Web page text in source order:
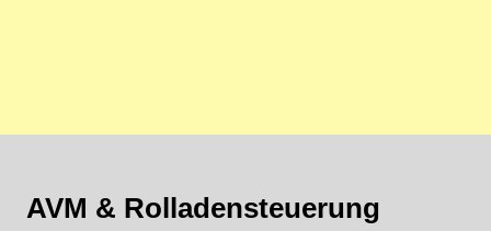
AVM & Rolladensteuerung